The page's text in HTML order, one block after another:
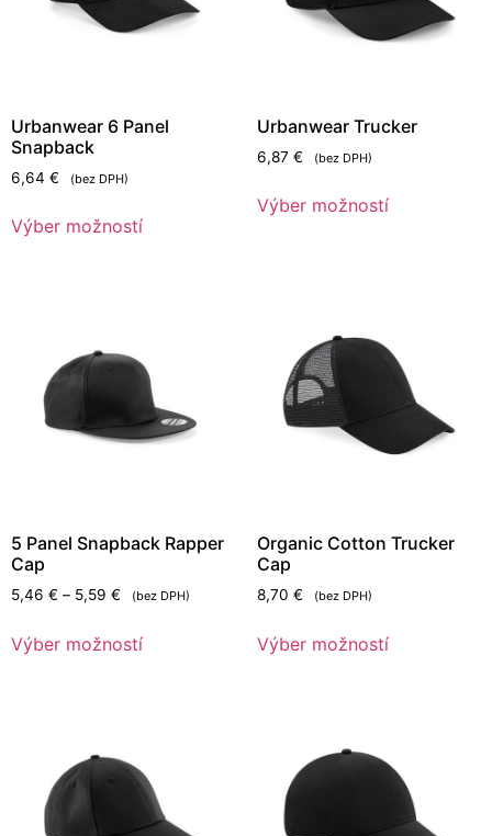
Urbanwear 6 Panel
Snapback
6,64 € (bez DPH)
Výber možností
Urbanwear Trucker
6,87 € (bez DPH)
Výber možností
5 Panel Snapback Rapper
Cap
5,46 € – 5,59 € (bez DPH)
Výber možností
Organic Cotton Trucker
Cap
8,70 € (bez DPH)
Výber možností